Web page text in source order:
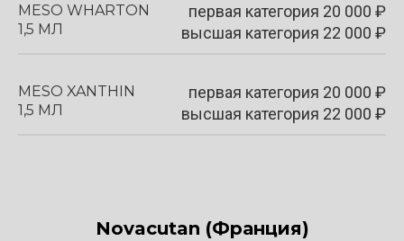
MESO WHARTON
1,5 МЛ
первая категория 20 000 ₽
высшая категория 22 000 ₽
MESO XANTHIN
1,5 МЛ
первая категория 20 000 ₽
высшая категория 22 000 ₽
Novacutan (Франция)